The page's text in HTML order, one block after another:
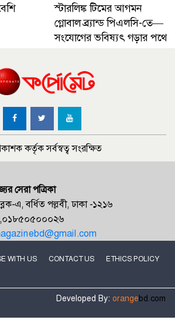
স্টারলিঙ্ক টিমের আগমন
গ্লোবাল ব্র্যান্ড পিএলসি-তে—
সংযোগের ভবিষ্যৎ গড়ার পথে
কর্তৃক সর্বস্বত্ব সংরক্ষিত
সেরা পত্রিকা
এ, বর্ধিত পল্লবী, ঢাকা -১২১৬
WITH US CONTACT US
ETHICS POLICY
Developed By: orangebd.com